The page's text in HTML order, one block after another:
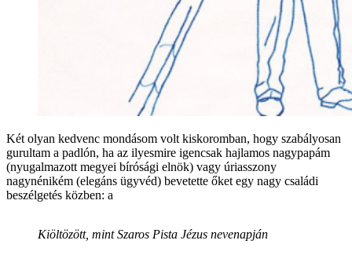
Két olyan kedvenc mondásom volt kiskoromban, hogy szabályosan
gurultam a padlón, ha az ilyesmire igencsak hajlamos nagypapám
(nyugalmazott megyei bírósági elnök) vagy úriasszony
nagynénikém (elegáns ügyvéd) bevetette őket egy nagy családi
beszélgetés közben: a
Kiöltözött, mint Szaros Pista Jézus nevenapján